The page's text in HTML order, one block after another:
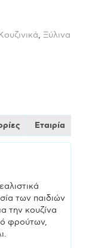
, Ξύλινα
Εταιρία
των παιδιών
την κουζίνα
φρούτων,